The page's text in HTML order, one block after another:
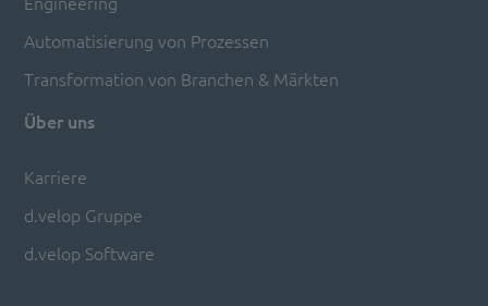
Automatisierung von Prozessen
Transformation von Branchen & Märkten
Über uns
Karriere
d.velop Gruppe
d.velop Software